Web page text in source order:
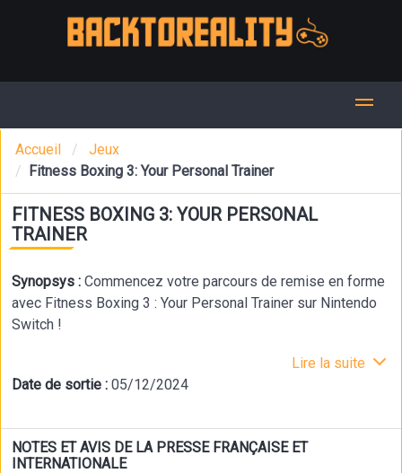
Accueil
Jeux
Fitness Boxing 3: Your Personal Trainer
FITNESS BOXING 3: YOUR PERSONAL
TRAINER
Synopsys : Commencez votre parcours de remise en forme
avec Fitness Boxing 3 : Your Personal Trainer sur Nintendo
Switch !
Lire la suite
Date de sortie : 05/12/2024
NOTES ET AVIS DE LA PRESSE FRANÇAISE ET
INTERNATIONALE